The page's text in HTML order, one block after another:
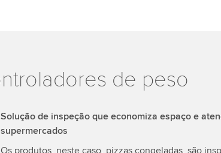
de peso
Solução de inspeção que economiza espaço e
supermercados
Os produtos, neste caso, pizzas congeladas, são